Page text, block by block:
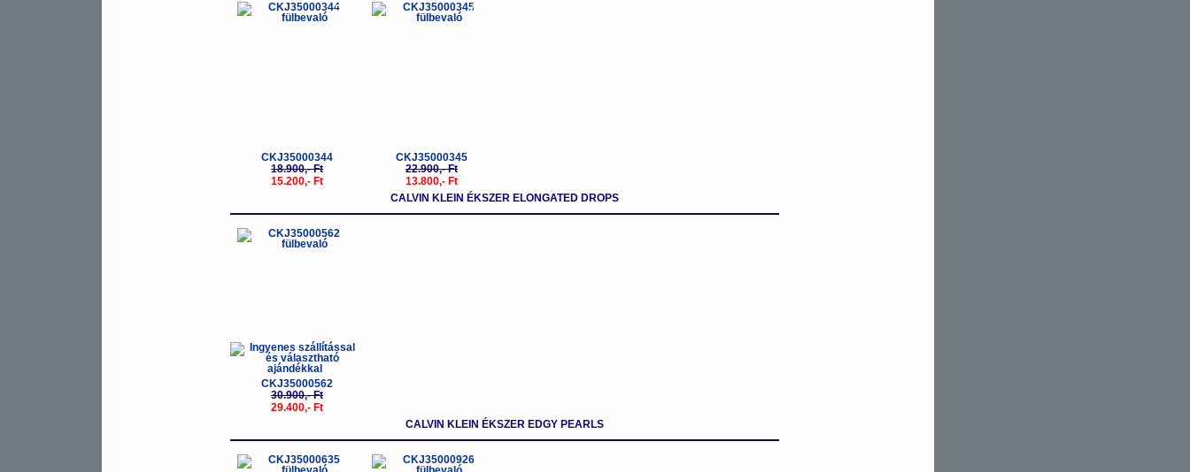
-20%
CKJ35000344
18.900,- Ft
15.200,- Ft
-40%
CKJ35000345
22.900,- Ft
13.800,- Ft
CALVIN KLEIN ÉKSZER ELONGATED DROPS
-5%
CKJ35000562
30.900,- Ft
29.400,- Ft
CALVIN KLEIN ÉKSZER EDGY PEARLS
-5% -5%